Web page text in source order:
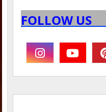
FOLLOW US